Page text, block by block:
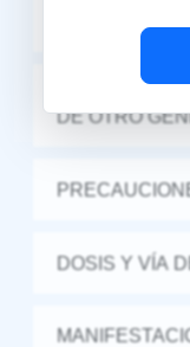
DE OTRO
DOSIS Y VÍA